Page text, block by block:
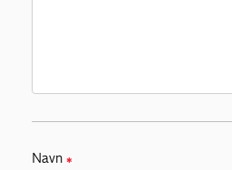
Navn ✱